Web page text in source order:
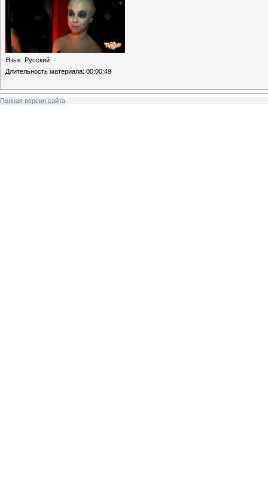
Язык: Русский
Длительность материала: 00:00:49
Полная версия сайта